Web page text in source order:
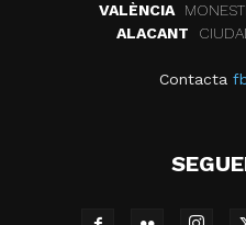
VALÈNCIA
ALACANT
Contacta